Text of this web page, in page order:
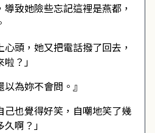
致她險些忘記這裡是燕都，
頭，她又把電話撥了回去，
？」
為妳不會問。』
己也覺得好笑，自嘲地笑了幾
啊？」